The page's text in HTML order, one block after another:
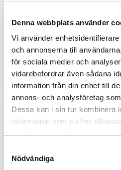
Denna webbplats använder
Vi använder
och annonserna till
för sociala medier och
vidarebefordrar även sådana
information från din enhet till
annons- och analysföretag
Dessa kan i sin tur kombinera
information som du har
Nödvändiga
Företagsbloggen är
Har ni tagit vara på alla
eller är det dags
Klartextmedoden gör
bra text, bygga